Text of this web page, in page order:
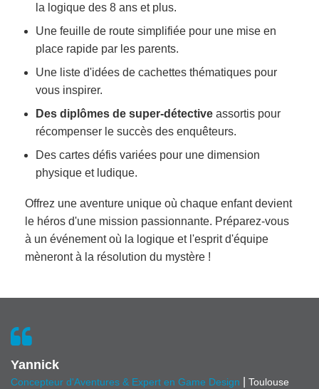
la logique des 8 ans et plus.
Une feuille de route simplifiée pour une mise en
place rapide par les parents.
Une liste d'idées de cachettes thématiques pour
vous inspirer.
Des diplômes de super-détective assortis pour
récompenser le succès des enquêteurs.
Des cartes défis variées pour une dimension
physique et ludique.
Offrez une aventure unique où chaque enfant devient
le héros d'une mission passionnante. Préparez-vous
à un événement où la logique et l'esprit d'équipe
mèneront à la résolution du mystère !
Yannick
Concepteur d'Aventures & Expert en Game Design
Toulouse